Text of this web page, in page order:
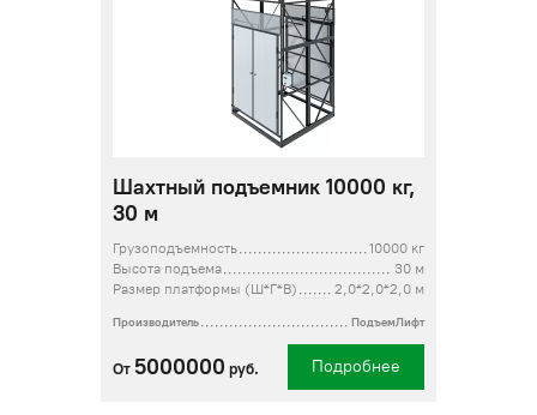
Шахтный подъемник 10000 кг,
30 м
Грузоподъемность
10000 кг
Высота подъема
30 м
Размер платформы (Ш*Г*В)
2,0*2,0*2,0 м
Производитель ПодъемЛифт
От 5000000 руб. Подробнее